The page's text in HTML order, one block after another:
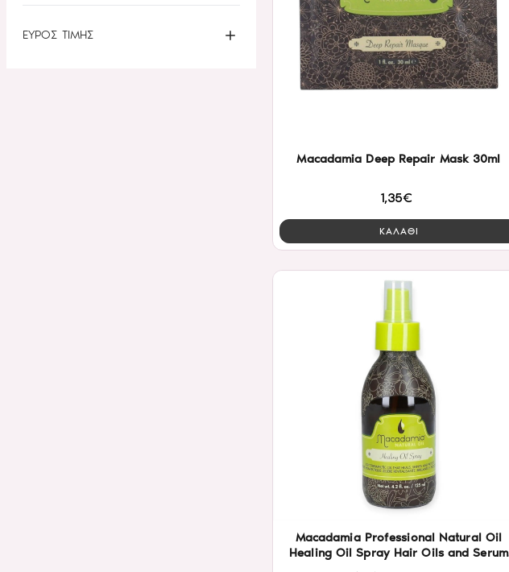
ΕΥΡΟΣ ΤΙΜΗΣ
Macadamia Deep Repair Mask 30ml
1,35€
ΚΑΛΑΘΙ
Macadamia Professional Natural Oil
Healing Oil Spray Hair Oils and Serum
125ml (All Hair Types)